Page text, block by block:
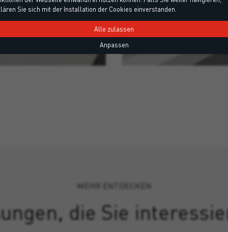
FLACHDACH MÄSSIGE
MEHR ENTDECKEN
die Sie
Sie sich mit der Installation der Cookies einverstanden.
Alle zulassen
Anpassen